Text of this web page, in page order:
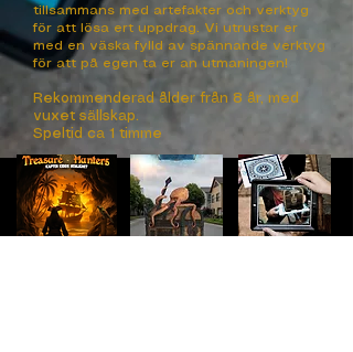
tillsammans med artefakter och verktyg
för att lösa ert uppdrag. Vi utrustar er
med en väska fylld av spännande verktyg
för att på egen ta er an utmaningen!
Rekommenderad ålder från 8 år, med
vuxet sällskap.
Speltid ca 1 timme